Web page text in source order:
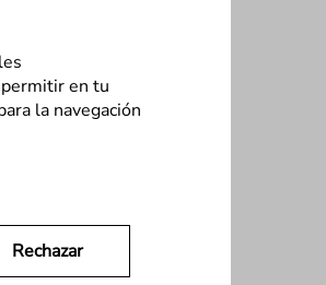
en tu
la navegación
Rechazar